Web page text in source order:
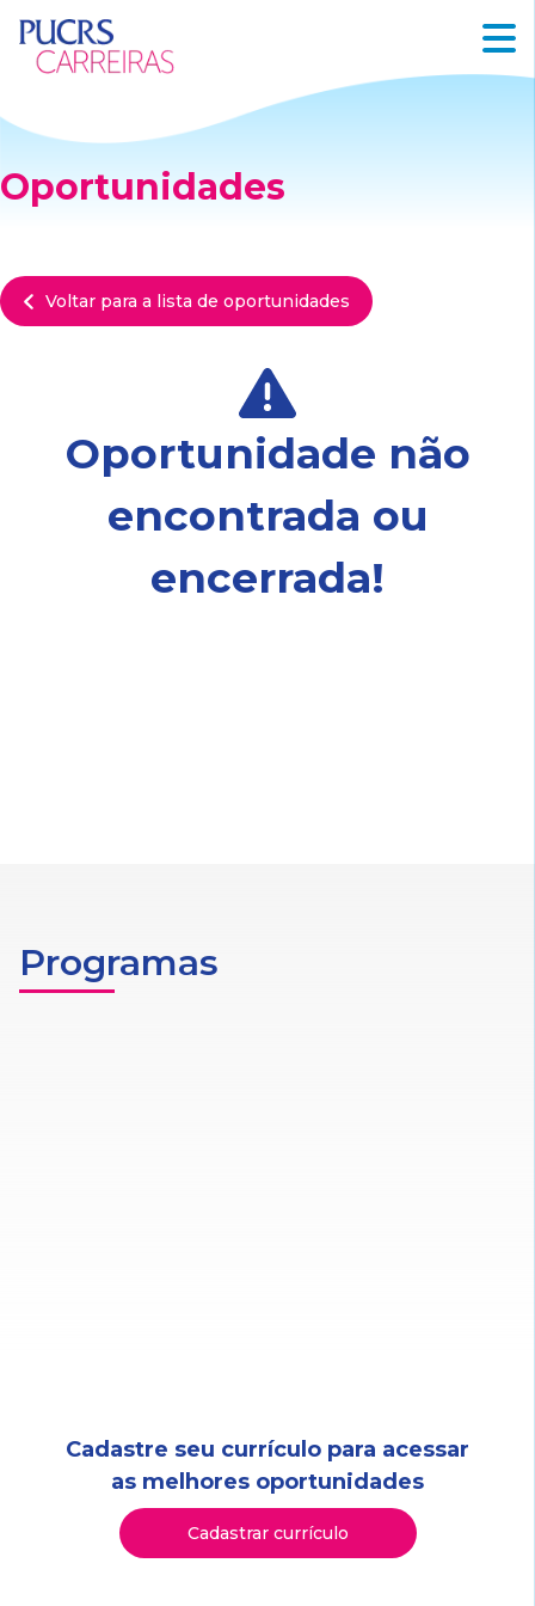
Oportunidades
Voltar para a lista de oportunidades
Oportunidade não
encontrada ou
encerrada!
Programas
Cadastre seu currículo para acessar
as melhores oportunidades
Cadastrar currículo